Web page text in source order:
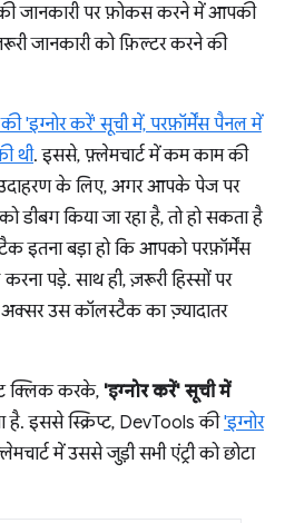
की जानकारी पर फ़ोकस करने में आपकी
जानकारी को फ़िल्टर करने की
'इग्नोर करें' सूची में, परफ़ॉर्मेंस पैनल में
थी. इससे, फ़्लेमचार्ट में कम काम की
उदाहरण के लिए, अगर आपके पेज पर
डीबग किया जा रहा है, तो हो सकता है
इतना बड़ा हो कि आपको परफ़ॉर्मेंस
पड़े. साथ ही, ज़रूरी हिस्सों पर
उस कॉलस्टैक का ज़्यादातर
क्लिक करके, 'इग्नोर करें' सूची में
इससे स्क्रिप्ट, DevTools की'इग्नोर
में उससे जुड़ी सभी एंट्री को छोटा